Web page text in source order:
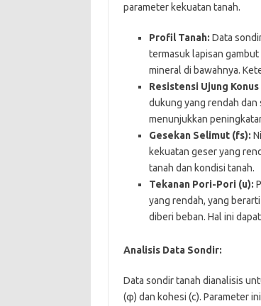
parameter kekuatan tanah.
Profil Tanah: Data
termasuk lapisan
mineral di bawahnya.
Resistensi Ujung Konus
dukung yang rendah dan
menunjukkan
Gesekan Selimut (fs):
kekuatan geser yang
tanah dan kondisi tanah.
Tekanan Pori-Pori (u):
yang rendah, yang
diberi beban. Hal ini
Analisis Data Sondir:
Data sondir tanah dianalisis
(φ) dan kohesi (c). Parameter